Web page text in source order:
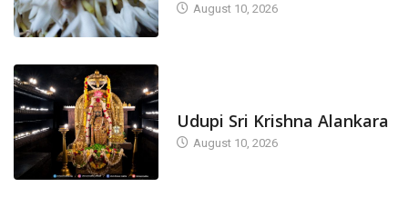
August 10, 2026
Udupi Sri Krishna Alankara
August 10, 2026